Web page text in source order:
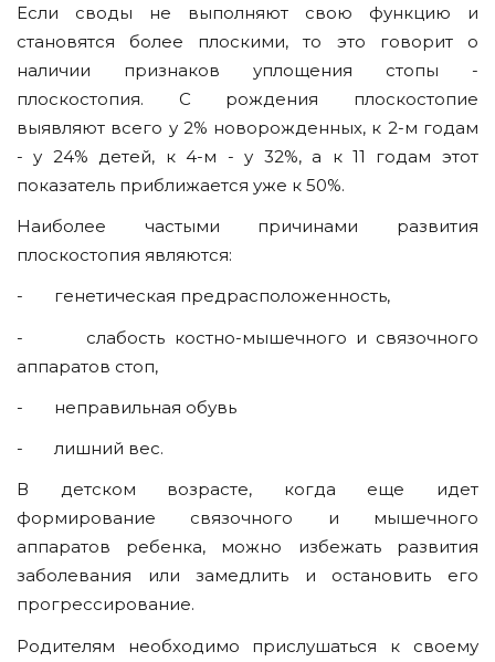
Если своды не выполняют свою функцию и
становятся более плоскими, то это говорит о
наличии признаков уплощения стопы -
плоскостопия. С рождения плоскостопие
выявляют всего у 2% новорожденных, к 2-м годам
- у 24% детей, к 4-м - у 32%, а к 11 годам этот
показатель приближается уже к 50%.
Наиболее частыми причинами развития
плоскостопия являются:
- генетическая предрасположенность,
- слабость костно-мышечного и связочного
аппаратов стоп,
- неправильная обувь
- лишний вес.
В детском возрасте, когда еще идет
формирование связочного и мышечного
аппаратов ребенка, можно избежать развития
заболевания или замедлить и остановить его
прогрессирование.
Родителям необходимо прислушаться к своему